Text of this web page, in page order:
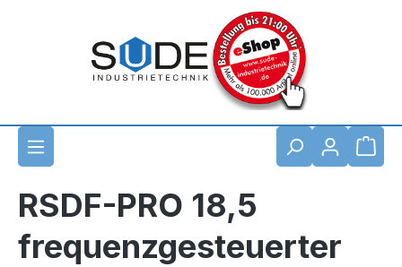
RSDF-PRO 18,5
frequenzgesteuerter